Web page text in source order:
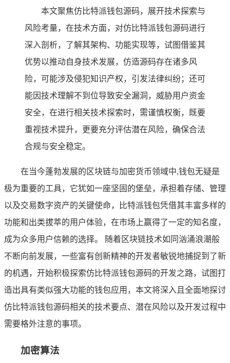
本文聚焦仿比特派钱包源码，展开技术探索与
风险考量，在技术方面，对仿比特派钱包源码进行
深入剖析，了解其架构、功能实现等，试图借鉴其
优势以推动自身技术发展，仿造源码存在诸多风
险，可能涉及侵犯知识产权，引发法律纠纷；还可
能因技术理解不到位导致安全漏洞，威胁用户资金
安全，在进行相关技术探索时，需谨慎权衡，既要
重视技术提升，更要充分评估潜在风险，确保合法
合规与安全稳定。
在当今蓬勃发展的区块链与加密货币领域中,钱包无疑是
极为重要的工具，它犹如一座坚固的堡垒，承担着存储、管理
以及交易数字资产的关键使命，比特派钱包凭借其丰富多样的
功能和出类拔萃的用户体验，在市场上赢得了一定的知名度，
成为众多用户信赖的选择。 随着区块链技术如同汹涌浪潮般
不断向前发展，一些富有创新精神的开发者敏锐地捕捉到了新
的机遇，开始积极探索仿比特派钱包源码的开发之路，试图打
造出具有类似强大功能的钱包应用，本文将深入且全面地探讨
仿比特派钱包源码相关的技术要点、潜在风险以及开发过程中
需要格外注意的事项。
加密算法